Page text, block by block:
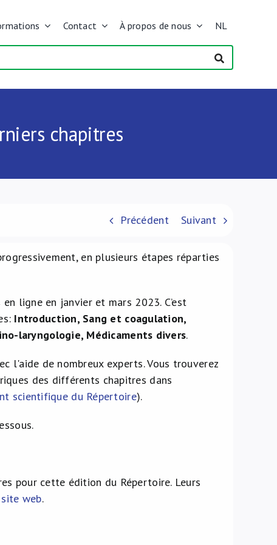
Contact À propos de nous NL
chapitres
Précédent Suivant
en plusieurs étapes réparties
ligne en janvier et mars 2023. C’est
Introduction, Sang et coagulation,
laryngologie, Médicaments divers.
l'aide de nombreux experts. Vous trouverez
des différents chapitres dans
scientifique du Répertoire).
pour cette édition du Répertoire. Leurs
web.